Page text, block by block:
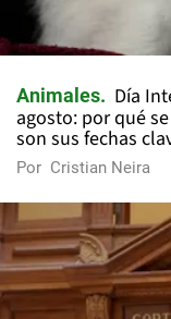
Animales
Día
agosto: por qué
son sus fechas
Por Cristian Neira